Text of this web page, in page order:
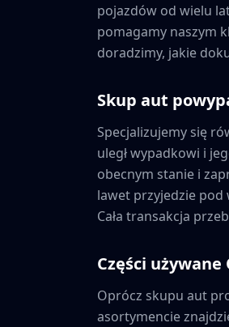
pojazdów od wielu
pomagamy naszym
doradzimy, jakie
Skup aut
Specjalizujemy się
uległ wypadkowi i
obecnym stanie i
lawet przyjedzie pod
Cała transakcja
Części używane
Oprócz skupu aut
asortymencie